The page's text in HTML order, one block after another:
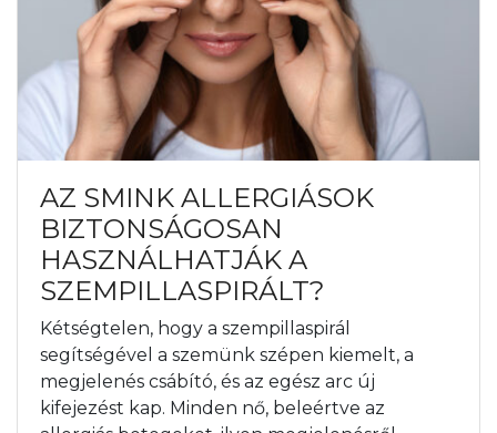
AZ SMINK ALLERGIÁSOK
BIZTONSÁGOSAN
HASZNÁLHATJÁK A
SZEMPILLASPIRÁLT?
Kétségtelen, hogy a szempillaspirál
segítségével a szemünk szépen kiemelt, a
megjelenés csábító, és az egész arc új
kifejezést kap. Minden nő, beleértve az